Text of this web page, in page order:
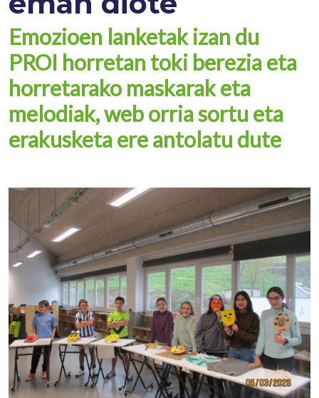
Emozioen lanketak izan du
PROI horretan toki berezia eta
horretarako maskarak eta
melodiak, web orria sortu eta
erakusketa ere antolatu dute